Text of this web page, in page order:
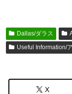
Dallas/ダラス
Useful Information/
X